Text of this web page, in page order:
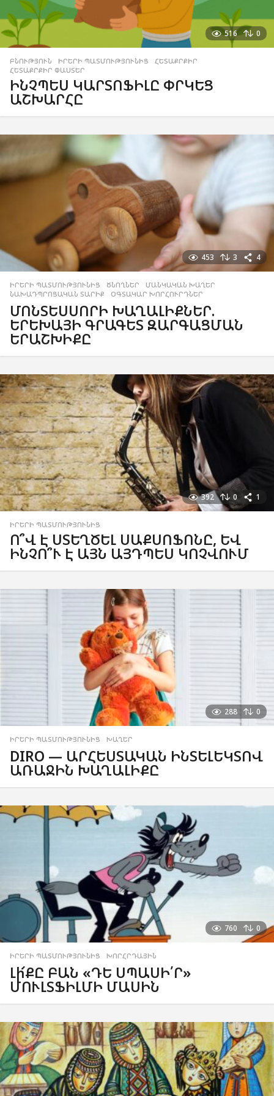
516 0
ԲՆՈՒԹՅՈՒՆ ,ԻՐԵՐԻ ՊԱՏՄՈՒԹՅՈՒՆԻՑ ,ՀԵՏԱՔՐՔԻՐ
ՀԵՏԱՔՐՔԻՐ ՓԱՍՏԵՐ
ԻՆՉՊԵՍ ԿԱՐՏՈՖԻԼԸ ՓՐԿԵՑ
ԱՇԽԱՐՀԸ
453 3 4
ԻՐԵՐԻ ՊԱՏՄՈՒԹՅՈՒՆԻՑ ,ԾՆՈՂՆԵՐ ,ՄԱՆԿԱԿԱՆ ԽԱՂԵՐ
ՆԱԽԱԴՊՐՈՑԱԿԱՆ ՏԱՐԻՔ
,ՕԳՏԱԿԱՐ ԽՈՐՀՈՒՐԴՆԵՐ
ՄՈՆՏԵՍՍՈՐԻ ԽԱՂԱԼԻՔՆԵՐ.
ԵՐԵԽԱՅԻ ԳՐԱԳԵՏ ԶԱՐԳԱՑՄԱՆ
ԵՐԱՇԽԻՔԸ
392 0 1
ԻՐԵՐԻ ՊԱՏՄՈՒԹՅՈՒՆԻՑ
Ո՞Վ Է ՍՏԵՂԾԵԼ ՍԱՔՍՈՖՈՆԸ, ԵՎ
ԻՆՉՈ՞Ւ Է ԱՅՆ ԱՅԴՊԵՍ ԿՈՉՎՈՒՄ
288 0
ԻՐԵՐԻ ՊԱՏՄՈՒԹՅՈՒՆԻՑ ,ԽԱՂԵՐ
DIRO — ԱՐՀԵՍՏԱԿԱՆ ԻՆՏԵԼԵԿՏՈՎ
ԱՌԱՋԻՆ ԽԱՂԱԼԻՔԸ
760 0
ԻՐԵՐԻ ՊԱՏՄՈՒԹՅՈՒՆԻՑ ,ԽՈՐՀՐԴԱՅԻՆ
Լի՜ՔԸ ԲԱՆ «ԴԵ ՍՊԱՍԻ՛Ր»
ՄՈՒԼՏՖԻԼՄԻ ՄԱՍԻՆ